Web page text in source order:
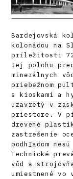
Bardejovská
kolonádou na
príležitosti
Jej polohu
minerálnych
priebežnom
s kioskami a
uzavretý v
priestore. V
drevené
zastrešenie
podhľadom
Technické
vôd a
umiestnené vo